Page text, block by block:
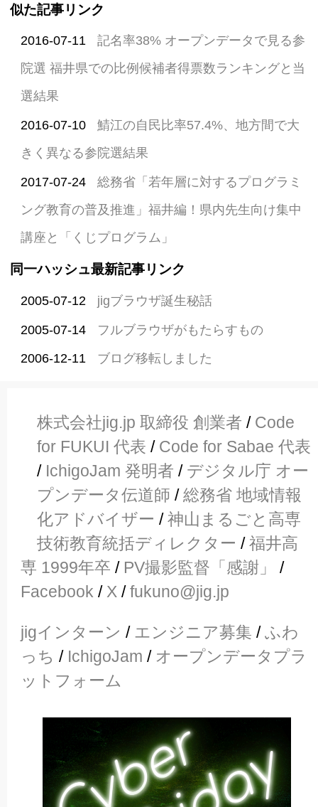
似た記事リンク
2016-07-11
記名率38% オープンデータで見る参
院選 福井県での比例候補者得票数ランキングと当
選結果
2016-07-10
鯖江の自民比率57.4%、地方間で大
きく異なる参院選結果
2017-07-24
総務省「若年層に対するプログラミ
ング教育の普及推進」福井編！県内先生向け集中
講座と「くじプログラム」
同一ハッシュ最新記事リンク
2005-07-12 jigブラウザ誕生秘話
2005-07-14 フルブラウザがもたらすもの
2006-12-11 ブログ移転しました
株式会社jig.jp 取締役 創業者 / Code
for FUKUI 代表 / Code for Sabae 代表
/ IchigoJam 発明者 / デジタル庁 オー
プンデータ伝道師 /総務省 地域情報
化アドバイザー /神山まるごと高専
技術教育統括ディレクター /福井高
専 1999年卒 / PV撮影監督「感謝」
/
Facebook / X /fukuno@jig.jp
jigインターン / エンジニア募集 /ふわ
っち / IchigoJam / オープンデータプラ
ットフォーム